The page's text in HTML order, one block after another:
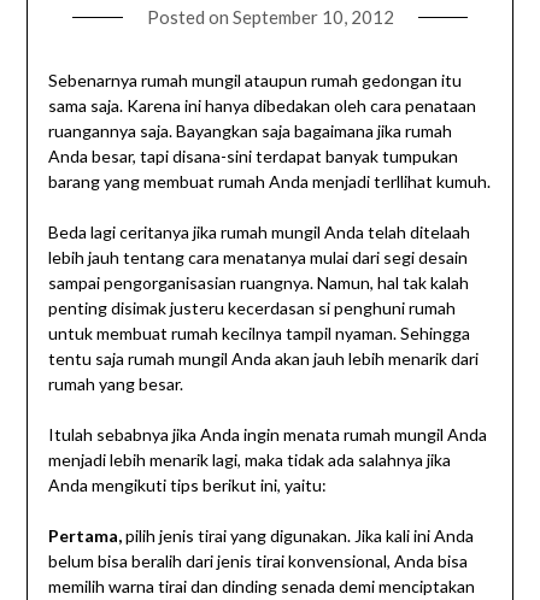
Posted on September 10, 2012
Sebenarnya rumah mungil ataupun rumah gedongan itu
sama saja. Karena ini hanya dibedakan oleh cara penataan
ruangannya saja. Bayangkan saja bagaimana jika rumah
Anda besar, tapi disana-sini terdapat banyak tumpukan
barang yang membuat rumah Anda menjadi terllihat kumuh.
Beda lagi ceritanya jika rumah mungil Anda telah ditelaah
lebih jauh tentang cara menatanya mulai dari segi desain
sampai pengorganisasian ruangnya. Namun, hal tak kalah
penting disimak justeru kecerdasan si penghuni rumah
untuk membuat rumah kecilnya tampil nyaman. Sehingga
tentu saja rumah mungil Anda akan jauh lebih menarik dari
rumah yang besar.
Itulah sebabnya jika Anda ingin menata rumah mungil Anda
menjadi lebih menarik lagi, maka tidak ada salahnya jika
Anda mengikuti tips berikut ini, yaitu:
Pertama,pilih jenis tirai yang digunakan. Jika kali ini Anda
belum bisa beralih dari jenis tirai konvensional, Anda bisa
memilih warna tirai dan dinding senada demi menciptakan